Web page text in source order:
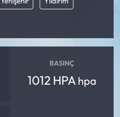
BASINÇ
1012 HPA hpa